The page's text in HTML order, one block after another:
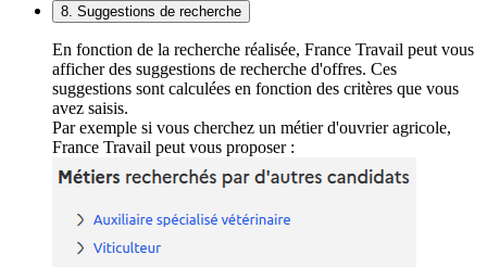
8. Suggestions de recherche
En fonction de la recherche réalisée, France Travail peut vous
afficher des suggestions de recherche d'offres. Ces
suggestions sont calculées en fonction des critères que vous
avez saisis.
Par exemple si vous cherchez un métier d'ouvrier agricole,
France Travail peut vous proposer :